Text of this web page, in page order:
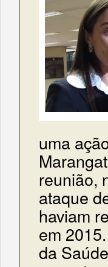
uma
reunião,
ataque
haviam
em
da